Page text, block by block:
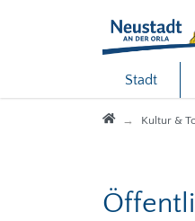
Stadt
StartseiteKultur &